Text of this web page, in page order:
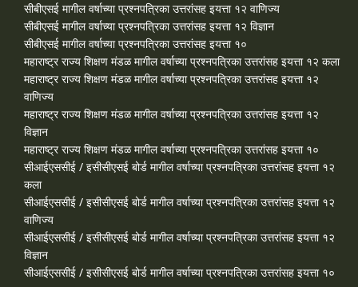
सीबीएसई मागील वर्षाच्या प्रश्‍नपत्रिका उत्तरांसह इयत्ता १२ वाणिज्य
सीबीएसई मागील वर्षाच्या प्रश्‍नपत्रिका उत्तरांसह इयत्ता १२ विज्ञान
सीबीएसई मागील वर्षाच्या प्रश्‍नपत्रिका उत्तरांसह इयत्ता १०
महाराष्ट्र राज्य शिक्षण मंडळ मागील वर्षाच्या प्रश्‍नपत्रिका उत्तरांसह इयत्ता १२ कला
महाराष्ट्र राज्य शिक्षण मंडळ मागील वर्षाच्या प्रश्‍नपत्रिका उत्तरांसह इयत्ता १२
वाणिज्य
महाराष्ट्र राज्य शिक्षण मंडळ मागील वर्षाच्या प्रश्‍नपत्रिका उत्तरांसह इयत्ता १२
विज्ञान
महाराष्ट्र राज्य शिक्षण मंडळ मागील वर्षाच्या प्रश्‍नपत्रिका उत्तरांसह इयत्ता १०
सीआईएससीई / इसीसीएसई बोर्ड मागील वर्षाच्या प्रश्‍नपत्रिका उत्तरांसह इयत्ता १२
कला
सीआईएससीई / इसीसीएसई बोर्ड मागील वर्षाच्या प्रश्‍नपत्रिका उत्तरांसह इयत्ता १२
वाणिज्य
सीआईएससीई / इसीसीएसई बोर्ड मागील वर्षाच्या प्रश्‍नपत्रिका उत्तरांसह इयत्ता १२
विज्ञान
सीआईएससीई / इसीसीएसई बोर्ड मागील वर्षाच्या प्रश्‍नपत्रिका उत्तरांसह इयत्ता १०